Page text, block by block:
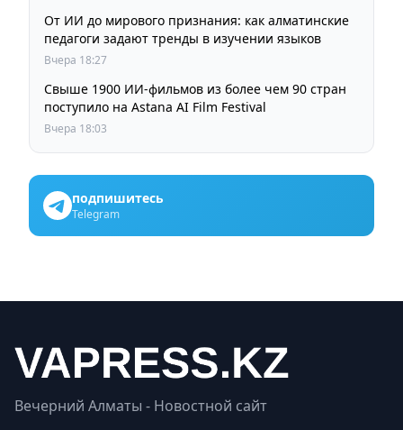
От ИИ до мирового признания: как алматинские
педагоги задают тренды в изучении языков
Вчера 18:27
Свыше 1900 ИИ-фильмов из более чем 90 стран
поступило на Astana AI Film Festival
Вчера 18:03
подпишитесь
Telegram
Вечерний Алматы - Новостной сайт